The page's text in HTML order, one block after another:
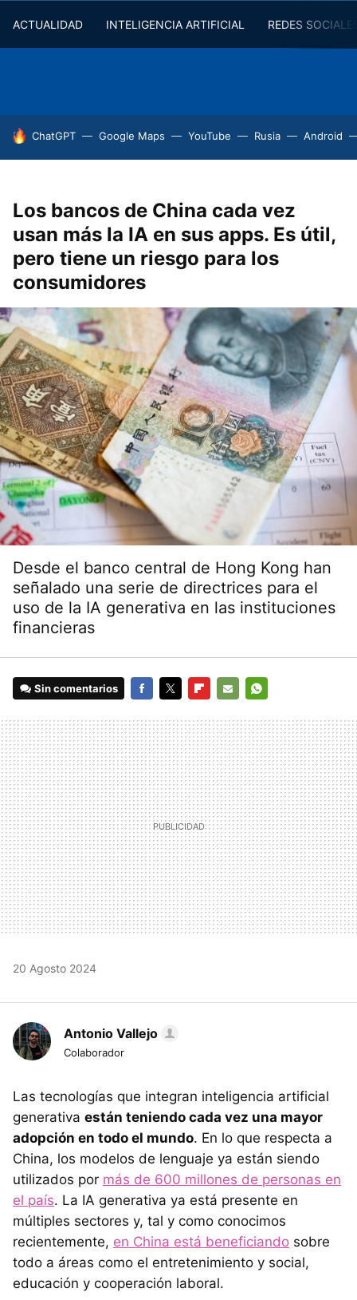
ACTUALIDAD INTELIGENCIA ARTIFICIAL REDES
HOY SE HABLA DE
ChatGPT Google Maps YouTube Rusia Android
Los bancos de China cada vez
usan más la IA en sus apps. Es útil,
pero tiene un riesgo para los
consumidores
Desde el banco central de Hong Kong han
señalado una serie de directrices para el
uso de la IA generativa en las instituciones
financieras
Sin comentarios
MAIL
20 Agosto 2024
Antonio Vallejo
Colaborador
Las tecnologías que integran inteligencia artificial
generativa están teniendo cada vez una mayor
adopción en todo el mundo. En lo que respecta a
China, los modelos de lenguaje ya están siendo
utilizados por más de 600 millones de personas en
el país. La IA generativa ya está presente en
múltiples sectores y, tal y como conocimos
recientemente, en China está beneficiando sobre
todo a áreas como el entretenimiento y social,
educación y cooperación laboral.